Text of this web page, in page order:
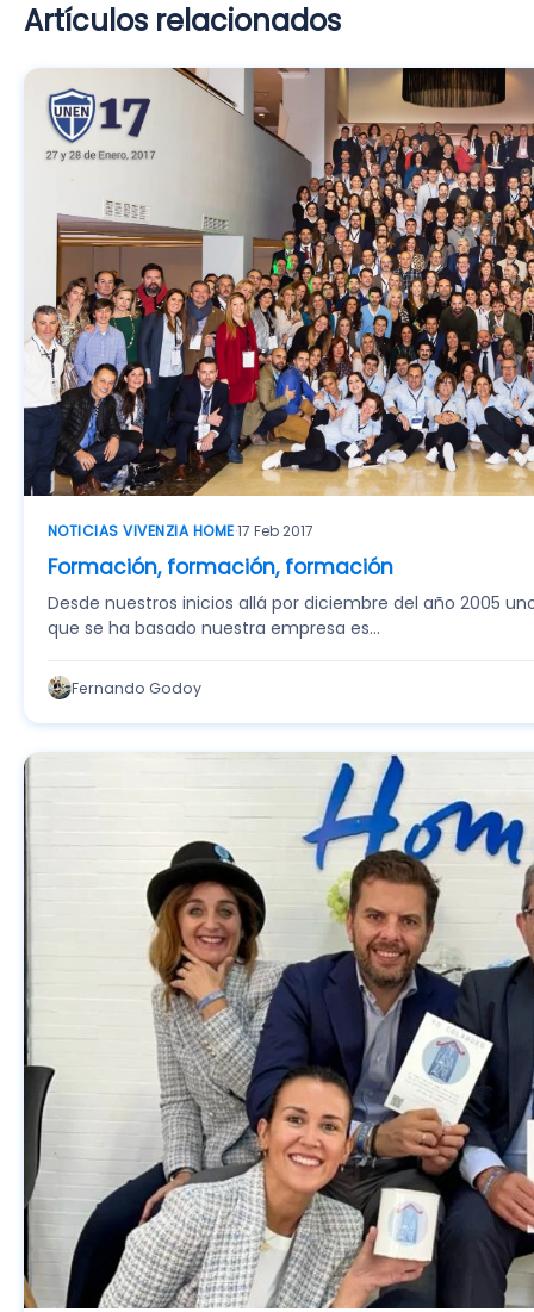
Artículos relacionados
NOTICIAS VIVENZIA HOME·17 Feb 2017
Formación, formación, formación
Desde nuestros inicios allá por diciembre del año 2005
que se ha basado nuestra empresa es…
Fernando Godoy